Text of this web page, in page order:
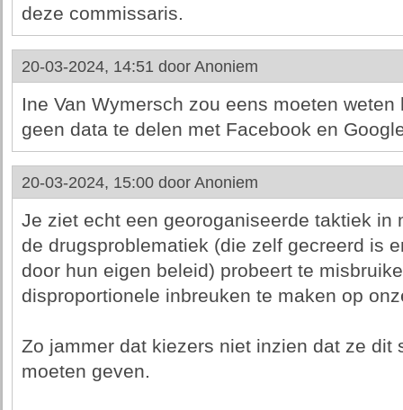
deze commissaris.
20-03-2024, 14:51 door Anoniem
Ine Van Wymersch zou eens moeten
geen data te delen met Facebook en
20-03-2024, 15:00 door Anoniem
Je ziet echt een georoganiseerde taktiek in
de drugsproblematiek (die zelf gecreerd is
door hun eigen beleid) probeert te
disproportionele inbreuken te maken op
Zo jammer dat kiezers niet inzien dat ze dit
moeten geven.